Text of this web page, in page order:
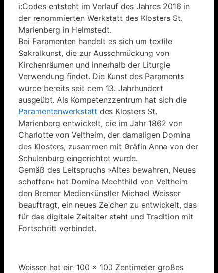
i:Codes entsteht im Verlauf des Jahres 2016 in
der renommierten Werkstatt des Klosters St.
Marienberg in Helmstedt.
Bei Paramenten handelt es sich um textile
Sakralkunst, die zur Ausschmückung von
Kirchenräumen und innerhalb der Liturgie
Verwendung findet. Die Kunst des Paraments
wurde bereits seit dem 13. Jahrhundert
ausgeübt. Als Kompetenzzentrum hat sich die
Paramentenwerkstatt des Klosters St.
Marienberg entwickelt, die im Jahr 1862 von
Charlotte von Veltheim, der damaligen Domina
des Klosters, zusammen mit Gräfin Anna von der
Schulenburg eingerichtet wurde.
Gemäß des Leitspruchs »Altes bewahren, Neues
schaffen« hat Domina Mechthild von Veltheim
den Bremer Medienkünstler Michael Weisser
beauftragt, ein neues Zeichen zu entwickelt, das
für das digitale Zeitalter steht und Tradition mit
Fortschritt verbindet.
Weisser hat ein 100 x 100 Zentimeter großes